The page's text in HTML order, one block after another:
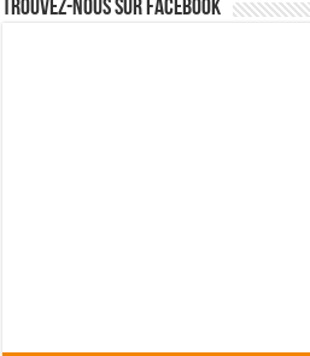
Trouvez-nous sur Facebook